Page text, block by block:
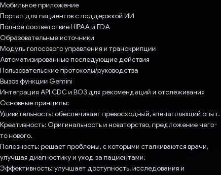
Мобильное приложение
Портал для пациентов с поддержкой ИИ
Полное соответствие HIPAA и FDA
Образовательные источники
Модуль голосового управления и транскрипции
Автоматизированные последующие действия
Пользовательские протоколы/руководства
Вызов функции Gemini
Интеграция API CDC и ВОЗ для рекомендаций и отслеживания
Основные принципы:
Удивительность: обеспечивает превосходный, впечатляющий опыт.
Креативность: Оригинальность и новаторство, предложение чего-
то нового.
Полезность: решает проблемы, с которыми сталкиваются врачи,
улучшая диагностику и уход за пациентами.
Эффективность: улучшает доступность, исследования и